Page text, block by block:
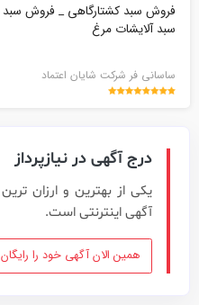
فروش سبد کشتارگاهی _ فروش
سبد آلایشات مرغ
ساسانی فر شرکت شایان اعتماد
درج آگهی در نیازپرداز
یکی از بهترین و ارزان
آگهی اینترنتی است.
همین الان آگهی خود را